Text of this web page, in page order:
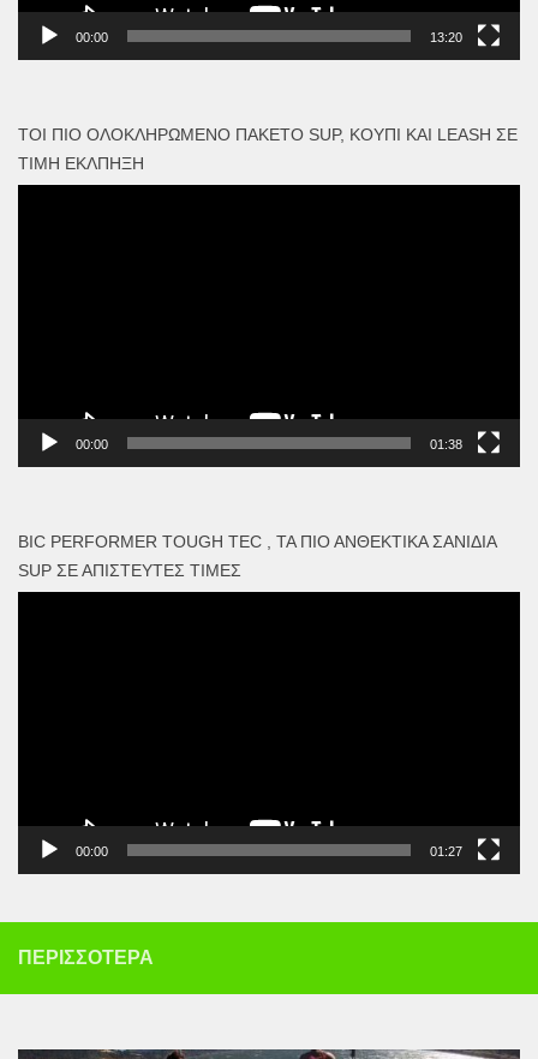
00:00 13:20
ΤΟΙ ΠΙΟ ΟΛΟΚΛΗΡΩΜΈΝΟ ΠΑΚΈΤΟ SUP, ΚΟΥΠΊ ΚΑΙ LEASH ΣΕ
ΤΙΜΉ ΈΚΛΠΗΞΗ
00:00 01:38
BIC PERFORMER TOUGH TEC , ΤΑ ΠΙΟ ΑΝΘΕΚΤΙΚΆ ΣΑΝΊΔΙΑ
SUP ΣΕ ΑΠΊΣΤΕΥΤΕΣ ΤΙΜΈΣ
00:00 01:27
ΠΕΡΙΣΣΌΤΕΡΑ